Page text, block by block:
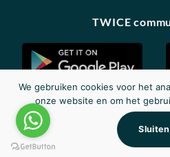
TWICE
|
© 2026 -
We gebruiken cookies voor het
onze website en om het
Sluiten